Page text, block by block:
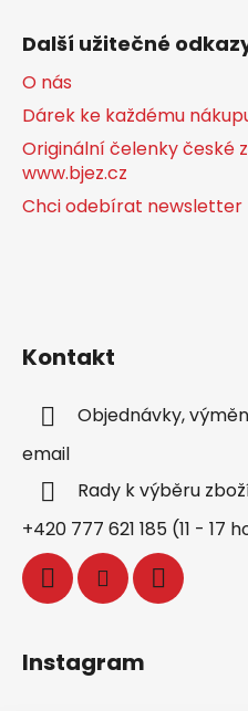
Další užitečné
O nás
Dárek ke každému
Originální čelenky české
www.bjez.cz
Chci odebírat newsletter
Kontakt
Objednávky,
email
Rady k výběru
+420 777 621 185 (11 - 17
Instagram